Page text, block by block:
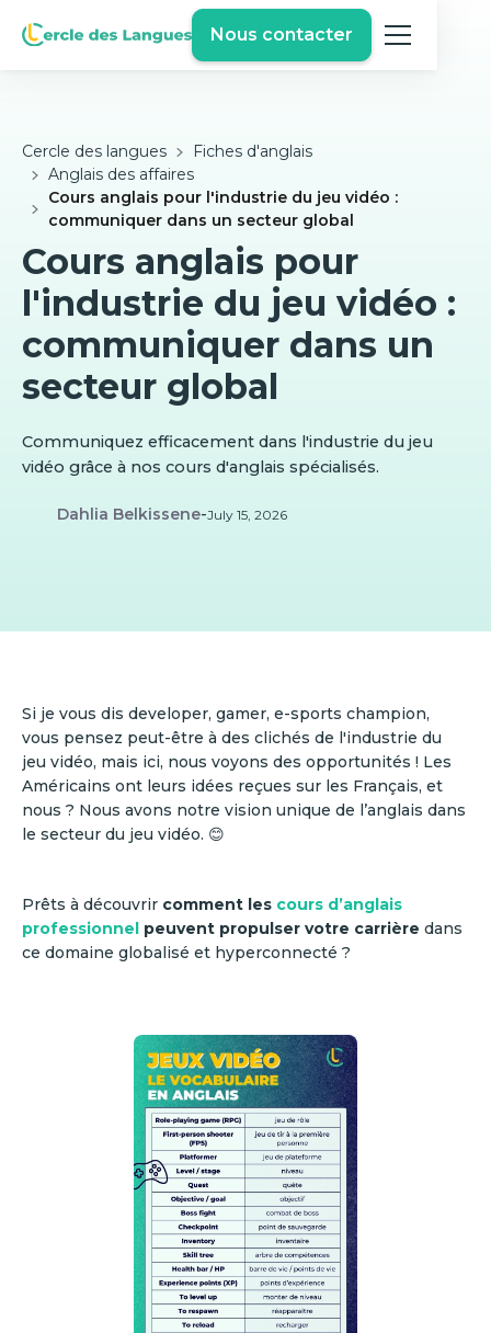
Nous contacter
Cercle des langues
Fiches d'anglais
Anglais des affaires
Cours anglais pour l'industrie du jeu vidéo :
communiquer dans un secteur global
Cours anglais pour
l'industrie du jeu vidéo :
communiquer dans un
secteur global
Communiquez efficacement dans l'industrie du jeu
vidéo grâce à nos cours d'anglais spécialisés.
Dahlia Belkissene-July 15, 2026
Si je vous dis developer, gamer, e-sports champion,
vous pensez peut-être à des clichés de l'industrie du
jeu vidéo, mais ici, nous voyons des opportunités ! Les
Américains ont leurs idées reçues sur les Français, et
nous ? Nous avons notre vision unique de l’anglais dans
le secteur du jeu vidéo. 😊
Prêts à découvrir comment les cours d’anglais
professionnel peuvent propulser votre carrière dans
ce domaine globalisé et hyperconnecté ?